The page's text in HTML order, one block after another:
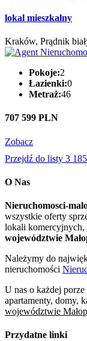
lokal mieszkalny
Kraków, Prądnik
Pokoje:2
Łazienki:0
Metraż:46
707 599 PLN
Zobacz
Przejdź do listy 3
O Nas
Nieruchomosci-
wszystkie oferty
lokali
województwie
Należymy do
nieruchomości
U nas o każdej
apartamenty, domy,
województwie
Przydatne linki